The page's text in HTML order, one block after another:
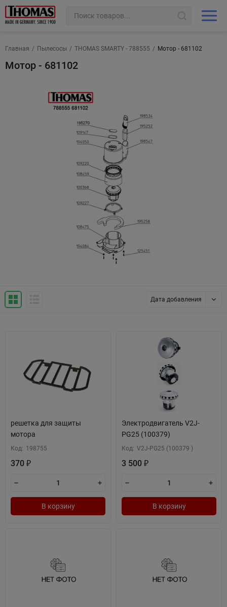
Главная / Пылесосы / THOMAS SMARTY - 788555 / Мотор - 681102
Мотор - 681102
Дата добавления
решетка для защиты
мотора
Код: 198755
370 ₽
В корзину
Электродвигатель V2J-
PG25 (100379)
Код: V2J-PG25 (100379 )
3 500 ₽
В корзину